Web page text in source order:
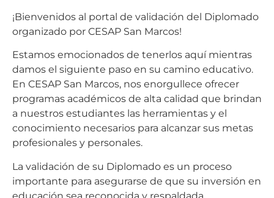
¡Bienvenidos al portal de validación del Diplomado
organizado por CESAP San Marcos!
Estamos emocionados de tenerlos aquí mientras
damos el siguiente paso en su camino educativo.
En CESAP San Marcos, nos enorgullece ofrecer
programas académicos de alta calidad que brindan
a nuestros estudiantes las herramientas y el
conocimiento necesarios para alcanzar sus metas
profesionales y personales.
La validación de su Diplomado es un proceso
importante para asegurarse de que su inversión en